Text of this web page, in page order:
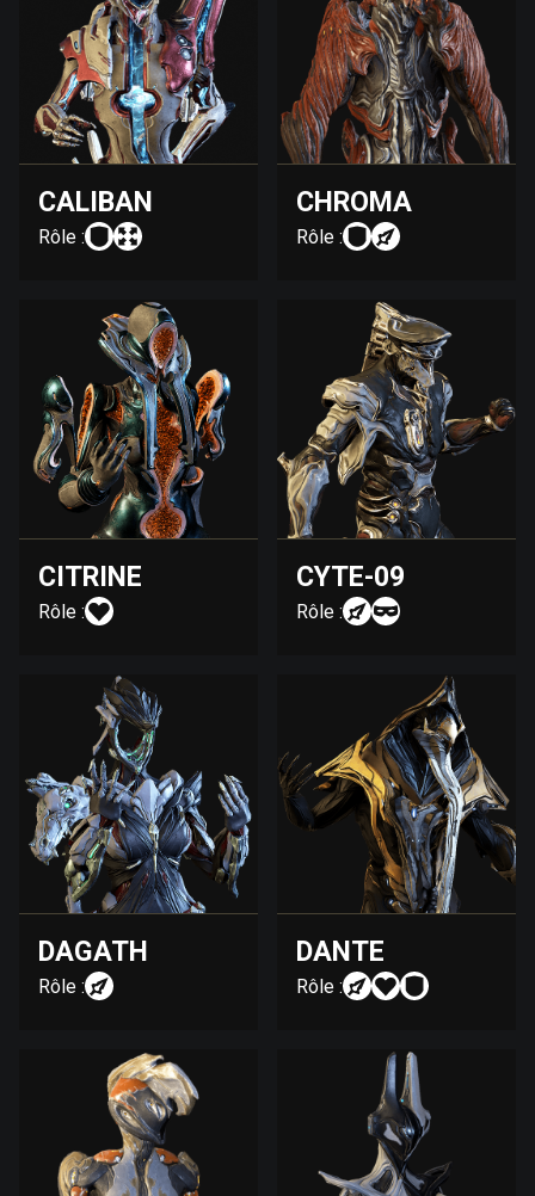
CALIBAN
Rôle :
CHROMA
Rôle :
CITRINE
Rôle :
CYTE-09
Rôle :
DAGATH
Rôle :
DANTE
Rôle :